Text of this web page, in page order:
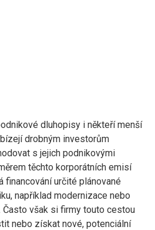
dluhopisy i někteří menší
drobným investorům
s jejich podnikovými
těchto korporátních emisí
financování určité plánované
například modernizace nebo
Často však si firmy touto cestou
nebo získat nové, potenciální